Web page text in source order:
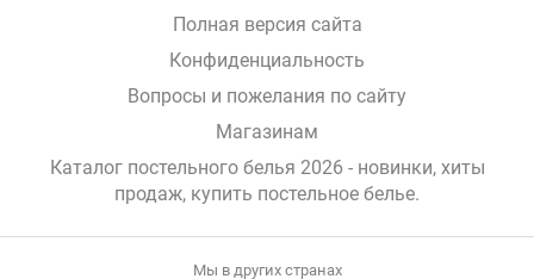
Полная версия сайта
Конфиденциальность
Вопросы и пожелания по сайту
Магазинам
Каталог постельного белья 2026 - новинки, хиты
продаж, купить постельное белье.
Мы в других странах